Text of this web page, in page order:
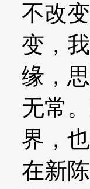
不改
变，
缘，
无常
界，
在新